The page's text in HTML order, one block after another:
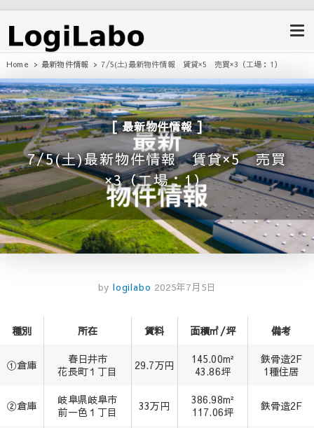
ロジラボ
動車整備工場・倉庫・事業用不動産
のポータルサイト
Home 最新物件情報 7/5(土)最新物件情報 賃貸×5 売買×3（工場：1）
最新物件情報
7/5(土)最新物件情報 賃貸×5 売買
×3（工場：1）
by logilabo 2025年7月5日
種別 所在 賃料 面積㎡/坪 備考
①倉庫
春日井市
花長町１丁目
29.7万円
145.00m²
43.86坪
鉄骨造2F
1種住居
②倉庫
岐阜県岐阜市
前一色１丁目
33万円
386.98m²
117.06坪
鉄骨造2F